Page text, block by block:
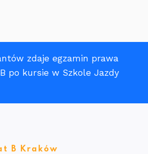
zdaje egzamin prawa
po kursie w Szkole Jazdy
B Kraków